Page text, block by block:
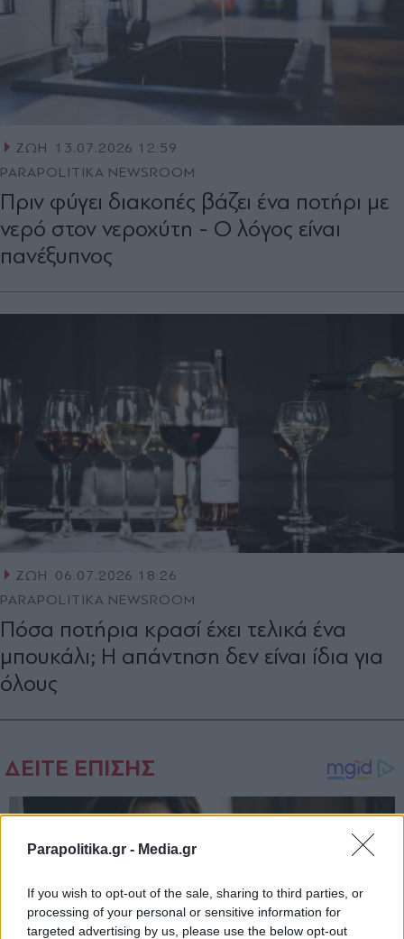
Parapolitika.gr - Media.gr
If you wish to opt-out of the sale, sharing to third parties, or
processing of your personal or sensitive information for
targeted advertising by us, please use the below opt-out
ΖΩΗ
13.07.2026 12:59
PARAPOLITIKA NEWSROOM
Πριν φύγει διακοπές βάζει ένα ποτήρι με
νερό στον νεροχύτη - Ο λόγος είναι
πανέξυπνος
ΖΩΗ
06.07.2026 18:26
PARAPOLITIKA NEWSROOM
Πόσα ποτήρια κρασί έχει τελικά ένα
μπουκάλι; Η απάντηση δεν είναι ίδια για
όλους